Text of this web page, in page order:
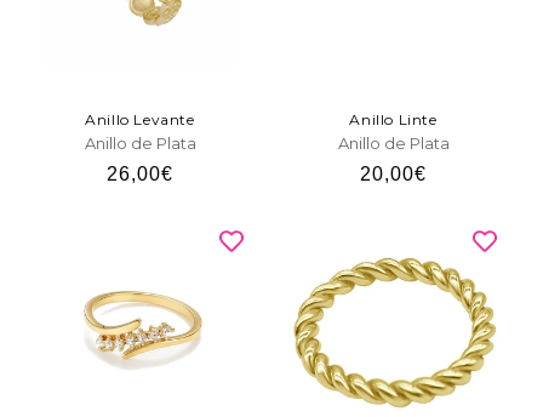
Anillo Levante
Anillo de Plata
Precio
26,00€
Anillo Linte
Anillo de Plata
Precio
20,00€